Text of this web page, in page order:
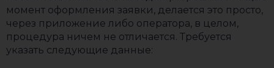
момент оформления заявки, делается это просто,
через приложение либо оператора, в целом,
процедура ничем не отличается. Требуется
указать следующие данные: